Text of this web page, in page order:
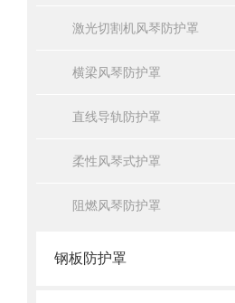
激光切割机风琴防护罩
横梁风琴防护罩
直线导轨防护罩
柔性风琴式护罩
阻燃风琴防护罩
钢板防护罩